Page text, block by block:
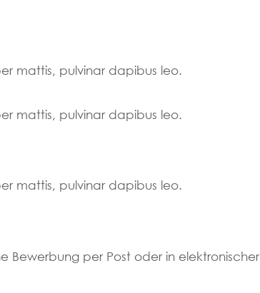
mattis, pulvinar dapibus leo.
mattis, pulvinar dapibus leo.
mattis, pulvinar dapibus leo.
Bewerbung per Post oder in elektronischer